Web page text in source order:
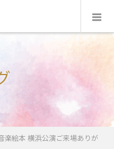
楽絵本 横浜公演ご来場ありが